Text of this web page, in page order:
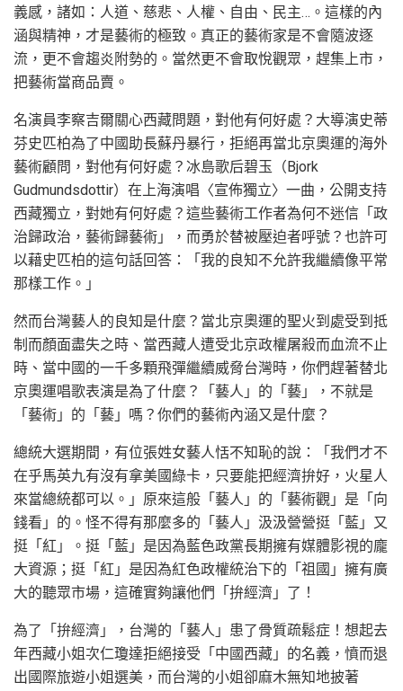
義感，諸如：人道、慈悲、人權、自由、民主…。這樣的內
涵與精神，才是藝術的極致。真正的藝術家是不會隨波逐
流，更不會趨炎附勢的。當然更不會取悅觀眾，趕集上市，
把藝術當商品賣。
名演員李察吉爾關心西藏問題，對他有何好處？大導演史蒂
芬史匹柏為了中國助長蘇丹暴行，拒絕再當北京奧運的海外
藝術顧問，對他有何好處？冰島歌后碧玉（Bjork
Gudmundsdottir）在上海演唱〈宣佈獨立〉一曲，公開支持
西藏獨立，對她有何好處？這些藝術工作者為何不迷信「政
治歸政治，藝術歸藝術」，而勇於替被壓迫者呼號？也許可
以藉史匹柏的這句話回答：「我的良知不允許我繼續像平常
那樣工作。」
然而台灣藝人的良知是什麼？當北京奧運的聖火到處受到抵
制而顏面盡失之時、當西藏人遭受北京政權屠殺而血流不止
時、當中國的一千多顆飛彈繼續威脅台灣時，你們趕著替北
京奧運唱歌表演是為了什麼？「藝人」的「藝」，不就是
「藝術」的「藝」嗎？你們的藝術內涵又是什麼？
總統大選期間，有位張姓女藝人恬不知恥的說：「我們才不
在乎馬英九有沒有拿美國綠卡，只要能把經濟拚好，火星人
來當總統都可以。」原來這般「藝人」的「藝術觀」是「向
錢看」的。怪不得有那麼多的「藝人」汲汲營營挺「藍」又
挺「紅」。挺「藍」是因為藍色政黨長期擁有媒體影視的龐
大資源；挺「紅」是因為紅色政權統治下的「祖國」擁有廣
大的聽眾市場，這確實夠讓他們「拚經濟」了！
為了「拚經濟」，台灣的「藝人」患了骨質疏鬆症！想起去
年西藏小姐次仁瓊達拒絕接受「中國西藏」的名義，憤而退
出國際旅遊小姐選美，而台灣的小姐卻麻木無知地披著